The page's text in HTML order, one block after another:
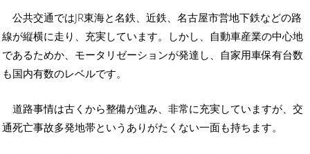
公共交通ではJR東海と名鉄、近鉄、名古屋市営地下鉄などの路
線が縦横に走り、充実しています。しかし、自動車産業の中心地
であるためか、モータリゼーションが発達し、自家用車保有台数
も国内有数のレベルです。
道路事情は古くから整備が進み、非常に充実していますが、交
通死亡事故多発地帯というありがたくない一面も持ちます。